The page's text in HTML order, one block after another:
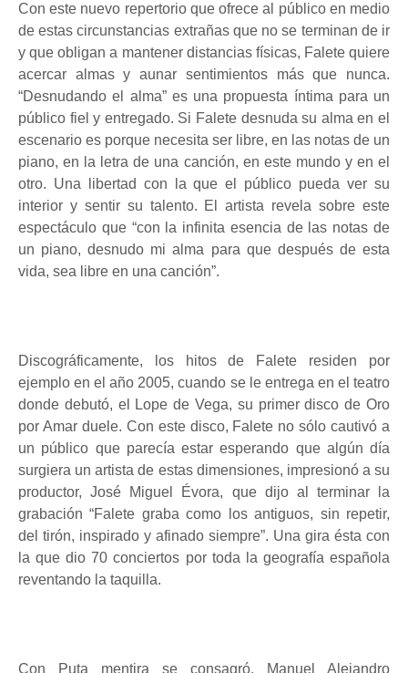
Con este nuevo repertorio que ofrece al público en medio
de estas circunstancias extrañas que no se terminan de ir
y que obligan a mantener distancias físicas, Falete quiere
acercar almas y aunar sentimientos más que nunca.
“Desnudando el alma” es una propuesta íntima para un
público fiel y entregado. Si Falete desnuda su alma en el
escenario es porque necesita ser libre, en las notas de un
piano, en la letra de una canción, en este mundo y en el
otro. Una libertad con la que el público pueda ver su
interior y sentir su talento. El artista revela sobre este
espectáculo que “con la infinita esencia de las notas de
un piano, desnudo mi alma para que después de esta
vida, sea libre en una canción”.
Discográficamente, los hitos de Falete residen por
ejemplo en el año 2005, cuando se le entrega en el teatro
donde debutó, el Lope de Vega, su primer disco de Oro
por Amar duele. Con este disco, Falete no sólo cautivó a
un público que parecía estar esperando que algún día
surgiera un artista de estas dimensiones, impresionó a su
productor, José Miguel Évora, que dijo al terminar la
grabación “Falete graba como los antiguos, sin repetir,
del tirón, inspirado y afinado siempre”. Una gira ésta con
la que dio 70 conciertos por toda la geografía española
reventando la taquilla.
Con Puta mentira se consagró. Manuel Alejandro